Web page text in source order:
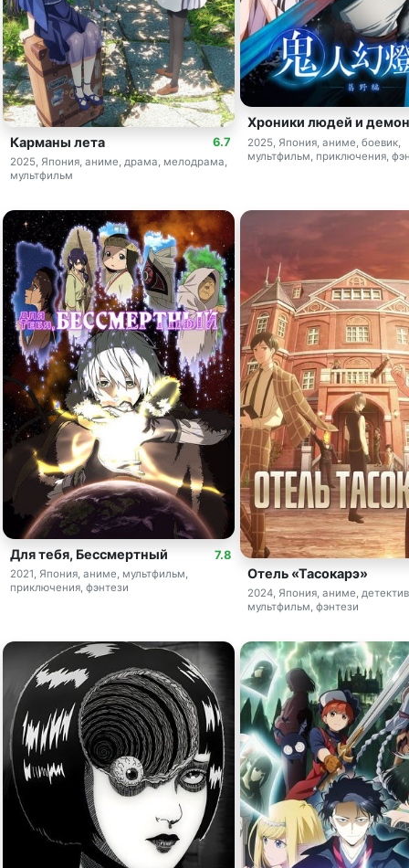
6.7
Карманы лета
2025, Япония, аниме, драма, мелодрама,
мультфильм
Хроники людей и
2025, Япония, аниме, боевик,
мультфильм, приключения,
7.8
Для тебя, Бессмертный
2021, Япония, аниме, мультфильм,
приключения, фэнтези
Отель «Тасокарэ»
2024, Япония, аниме,
мультфильм, фэнтези